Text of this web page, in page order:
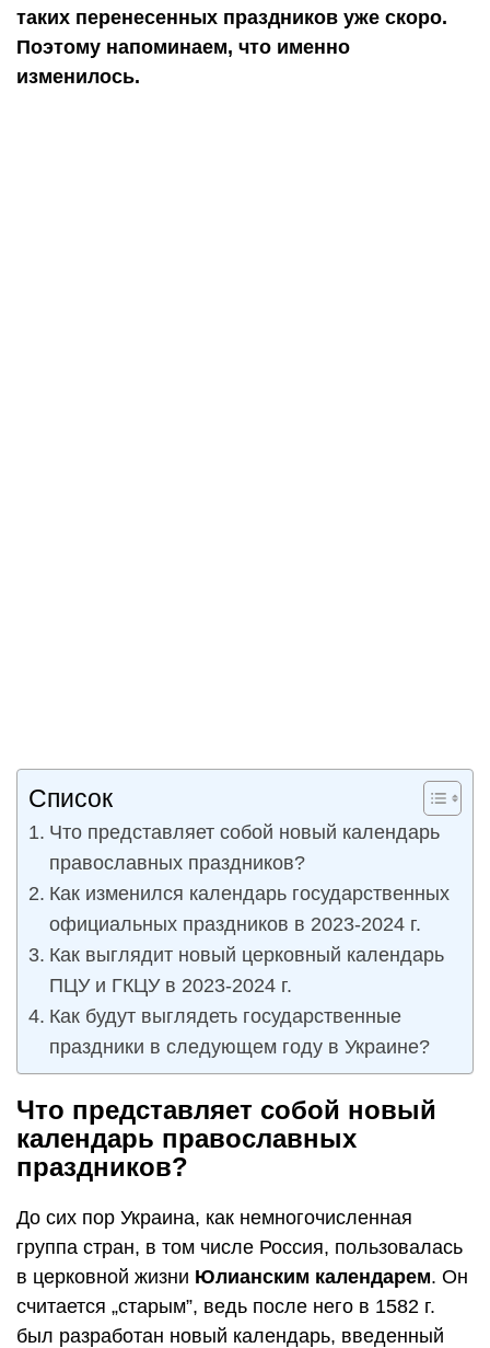
таких перенесенных праздников уже скоро.
Поэтому напоминаем, что именно
изменилось.
Список
Что представляет собой новый календарь
православных праздников?
Как изменился календарь государственных
официальных праздников в 2023-2024 г.
Как выглядит новый церковный календарь
ПЦУ и ГКЦУ в 2023-2024 г.
Как будут выглядеть государственные
праздники в следующем году в Украине?
Что представляет собой новый
календарь православных
праздников?
До сих пор Украина, как немногочисленная
группа стран, в том числе Россия, пользовалась
в церковной жизни Юлианским календарем. Он
считается „старым”, ведь после него в 1582 г.
был разработан новый календарь, введенный